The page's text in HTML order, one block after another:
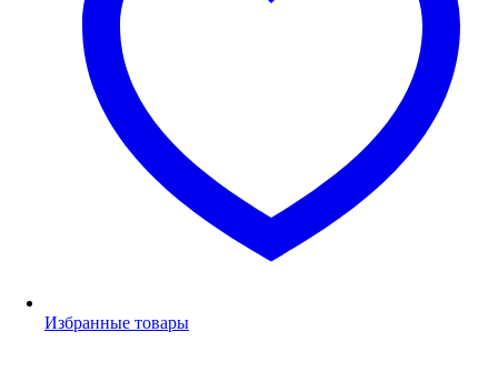
Избранные товары